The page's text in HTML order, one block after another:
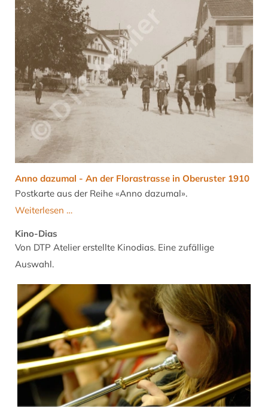
Jahresbericht
2021/22
Anno dazumal - An der Florastrasse in Oberuster 1910
Postkarte aus der Reihe «Anno dazumal».
Weiterlesen …Anno
-
Florastrasse
Oberuster
1910
Kino-Dias
Von DTP Atelier erstellte Kinodias. Eine zufällige
Auswahl.